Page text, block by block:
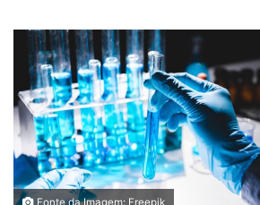
Fonte da Imagem: Freepik